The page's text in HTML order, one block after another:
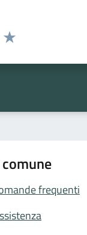
la pagina
frequenti